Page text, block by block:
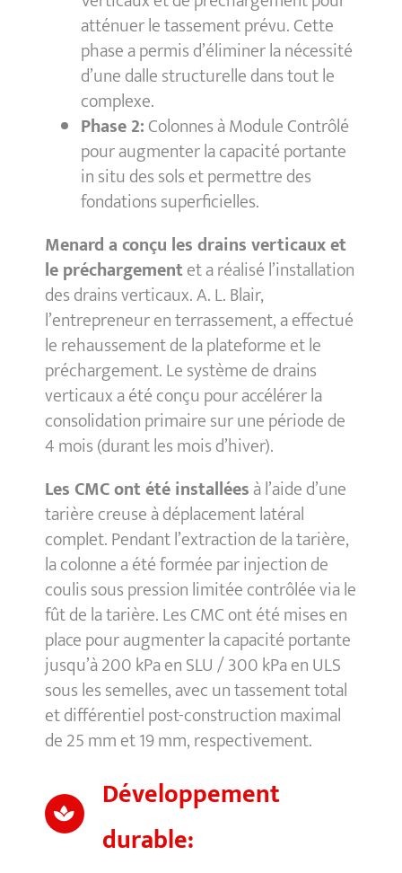
atténuer le tassement prévu. Cette
phase a permis d’éliminer la nécessité
d’une dalle structurelle dans tout le
complexe.
Phase 2:Colonnes à Module Contrôlé
pour augmenter la capacité portante
in situ des sols et permettre des
fondations superficielles.
Menard a conçu les drains verticaux et
le préchargementet a réalisé l’installation
des drains verticaux. A. L. Blair,
l’entrepreneur en terrassement, a effectué
le rehaussement de la plateforme et le
préchargement. Le système de drains
verticaux a été conçu pour accélérer la
consolidation primaire sur une période de
4 mois (durant les mois d’hiver).
Les CMC ont été installéesà l’aide d’une
tarière creuse à déplacement latéral
complet. Pendant l’extraction de la tarière,
la colonne a été formée par injection de
coulis sous pression limitée contrôlée via le
fût de la tarière.Les CMC ont été mises en
place pour augmenter la capacité portante
jusqu’à 200 kPa en SLU / 300 kPa en ULS
sous les semelles, avec un tassement total
et différentiel post-construction maximal
de 25 mm et 19 mm, respectivement.
Développement
durable: